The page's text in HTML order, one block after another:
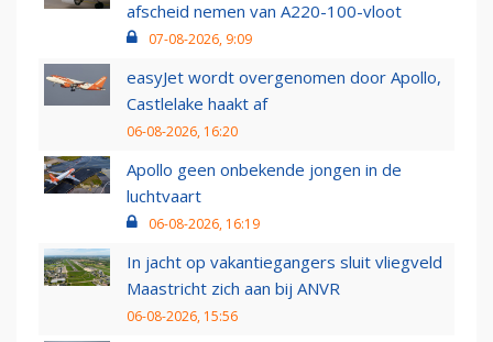
afscheid nemen van A220-100-vloot
07-08-2026, 9:09
easyJet wordt overgenomen door Apollo,
Castlelake haakt af
06-08-2026, 16:20
Apollo geen onbekende jongen in de
luchtvaart
06-08-2026, 16:19
In jacht op vakantiegangers sluit vliegveld
Maastricht zich aan bij ANVR
06-08-2026, 15:56